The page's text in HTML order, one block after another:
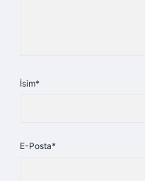
İsim*
E-Posta*